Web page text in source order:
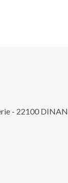
- 22100 DINAN